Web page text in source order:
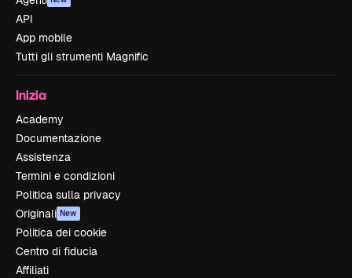
API
App mobile
Tutti gli strumenti Magnific
Inizia
Academy
Documentazione
Assistenza
Termini e condizioni
Politica sulla privacy
Originali New
Politica dei cookie
Centro di fiducia
Affiliati